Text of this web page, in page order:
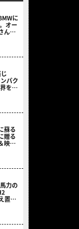
に
オー
ん達
パク
を確
2ペ
蘇る
贈る
映画
力の
置き